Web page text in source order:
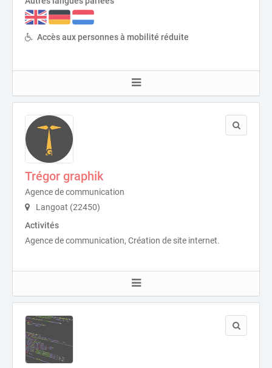
Accès aux personnes à mobilité réduite
Trégor graphik
Agence de communication
Langoat (22450)
Activités
Agence de communication, Création de site internet.